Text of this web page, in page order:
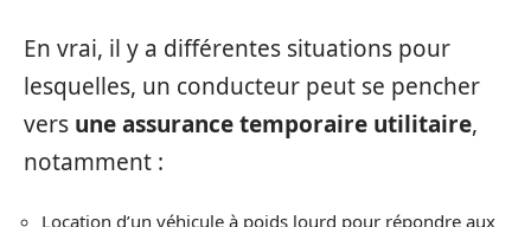
En vrai, il y a différentes situations pour
lesquelles, un conducteur peut se pencher
vers une assurance temporaire utilitaire,
notamment :
Location d’un véhicule à poids lourd pour répondre aux